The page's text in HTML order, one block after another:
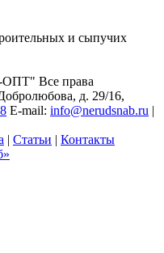
и сыпучих
Все права
д. 29/16,
E-mail: info@nerudsnab.ru |
| Статьи | Контакты